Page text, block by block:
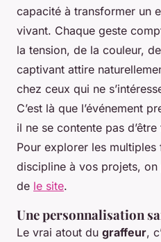
capacité à transformer un
vivant. Chaque geste
la tension, de la couleur,
captivant attire
chez ceux qui ne
C’est là que l’événement
il ne se contente pas
Pour explorer les
discipline à vos projets,
de le site.
Une personnalisation
Le vrai atout du graffeur,